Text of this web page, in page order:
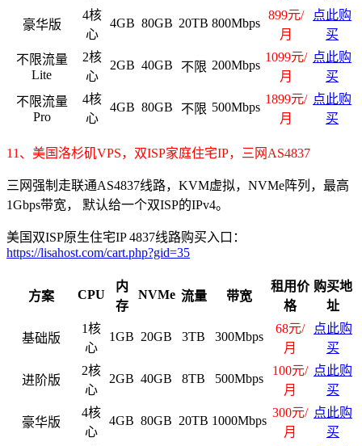
豪华版
4核
心
4GB 80GB 20TB 800Mbps
899元/
月
点此购
买
不限流量
Lite
2核
心
2GB 40GB 不限 200Mbps
1099元/
月
点此购
买
不限流量
Pro
4核
心
4GB 80GB 不限 500Mbps
1899元/
月
点此购
买
11、美国洛杉矶VPS，双ISP家庭住宅IP，三网AS4837
三网强制走联通AS4837线路，KVM虚拟，NVMe阵列，最高
1Gbps带宽， 默认给一个双ISP的IPv4。
美国双ISP原生住宅IP 4837线路购买入口：
https://lisahost.com/cart.php?gid=35
方案 CPU
内
存
NVMe 流量 带宽
租用价
格
购买地
址
基础版
1核
心
1GB 20GB 3TB 300Mbps
68元/
月
点此购
买
进阶版
2核
心
2GB 40GB 8TB 500Mbps
100元/
月
点此购
买
豪华版
4核
心
4GB 80GB 20TB 1000Mbps
300元/
月
点此购
买